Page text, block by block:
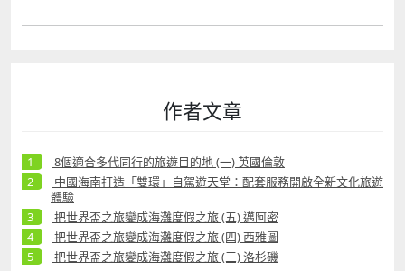
作者文章
8個適合多代同行的旅遊目的地 (一) 英國倫敦
中國海南打造「雙環」自駕遊天堂：配套服務開啟全新文化旅遊
體驗
把世界盃之旅變成海灘度假之旅 (五) 邁阿密
把世界盃之旅變成海灘度假之旅 (四) 西雅圖
把世界盃之旅變成海灘度假之旅 (三) 洛杉磯